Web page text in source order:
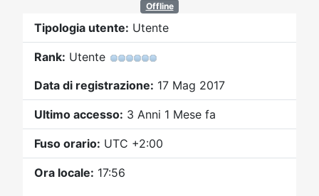
Forum
Offline
Tipologia utente: Utente
Rank: Utente
Data di registrazione: 17 Mag 2017
Ultimo accesso: 3 Anni 1 Mese fa
Fuso orario: UTC +2:00
Ora locale: 17:56